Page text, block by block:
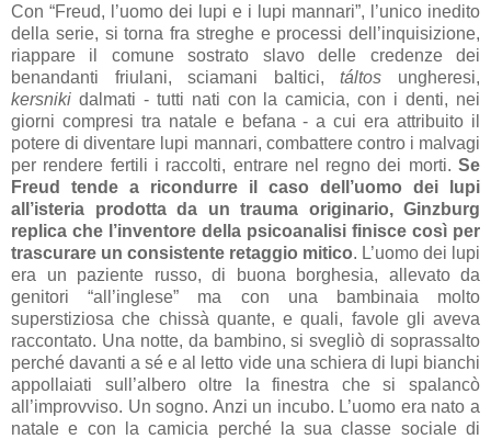
Con “Freud, l’uomo dei lupi e i lupi mannari”, l’unico inedito
della serie, si torna fra streghe e processi dell’inquisizione,
riappare il comune sostrato slavo delle credenze dei
benandanti friulani, sciamani baltici,táltos ungheresi,
kersniki dalmati - tutti nati con la camicia, con i denti, nei
giorni compresi tra natale e befana - a cui era attribuito il
potere di diventare lupi mannari, combattere contro i malvagi
per rendere fertili i raccolti, entrare nel regno dei morti. Se
Freud tende a ricondurre il caso dell’uomo dei lupi
all’isteria prodotta da un trauma originario, Ginzburg
replica che l’inventore della psicoanalisi finisce così per
trascurare un consistente retaggio mitico. L’uomo dei lupi
era un paziente russo, di buona borghesia, allevato da
genitori “all’inglese” ma con una bambinaia molto
superstiziosa che chissà quante, e quali, favole gli aveva
raccontato. Una notte, da bambino, si svegliò di soprassalto
perché davanti a sé e al letto vide una schiera di lupi bianchi
appollaiati sull’albero oltre la finestra che si spalancò
all’improvviso. Un sogno. Anzi un incubo. L’uomo era nato a
natale e con la camicia perché la sua classe sociale di